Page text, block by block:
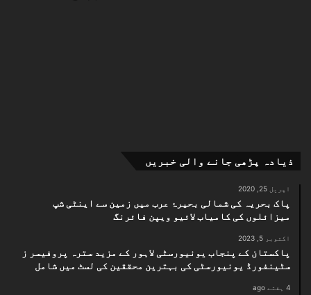
ذیادہ پڑھی جانے والی خبریں
اپریل 25, 2020
پاک بحریہ کی شمالی بحیرۂ عرب میں زمین سے اینٹی شپ
میزائلوں کی کامیاب لائیو ویپن فائرنگ
اکتوبر 5, 2023
پاکستان کے پنجاب یونیورسٹی لاہور کے مزید سترہ پروفیسر ز
سٹینفورڈ یونیورسٹی کی بہترین محققین کی لسٹ میں شامل
4 ہفتے ago